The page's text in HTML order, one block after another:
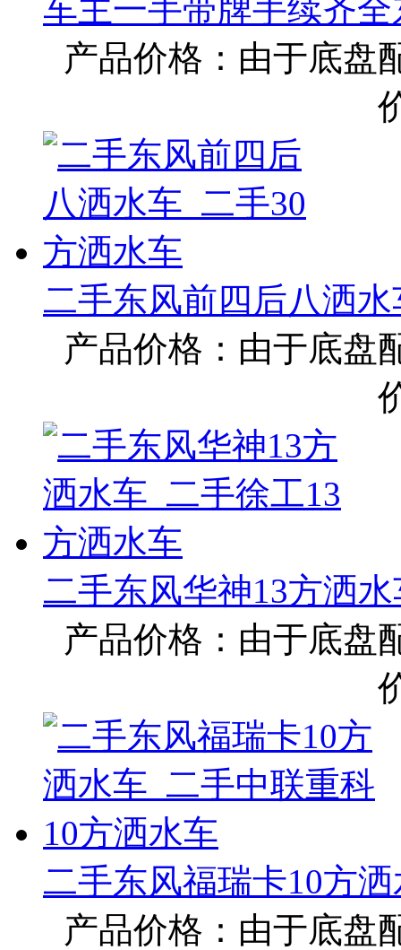
车主一手带牌手续齐
产品价格：由于底盘
二手东风前四后八洒
产品价格：由于底盘
二手东风华神13方洒
产品价格：由于底盘
二手东风福瑞卡10方
产品价格：由于底盘